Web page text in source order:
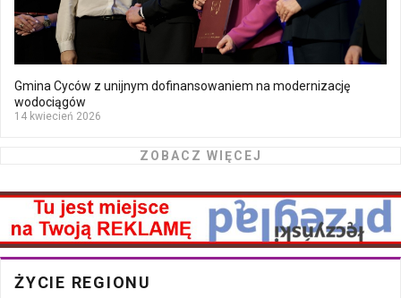
Gmina Cyców z unijnym dofinansowaniem na modernizację
wodociągów
14 kwiecień 2026
ZOBACZ WIĘCEJ
ŻYCIE REGIONU